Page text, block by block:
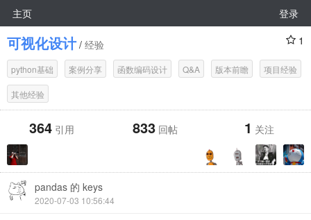
主页 登录
可视化设计/ 经验 1
python基础 案例分享 函数编码设计 Q&A 版本前瞻 项目经验
其他经验
364 引用 833 回帖 1 关注
pandas 的 keys
2020-07-03 10:56:44